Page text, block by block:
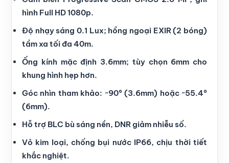
hình Full HD 1080p.
Độ nhạy sáng 0.1 Lux; hồng ngoại EXIR (2 bóng)
tầm xa tối đa 40m.
Ống kính mặc định 3.6mm; tùy chọn 6mm cho
khung hình hẹp hơn.
Góc nhìn tham khảo: ~90° (3.6mm) hoặc ~55.4°
(6mm).
Hỗ trợ BLC bù sáng nền, DNR giảm nhiễu số.
Vỏ kim loại, chống bụi nước IP66, chịu thời tiết
khắc nghiệt.